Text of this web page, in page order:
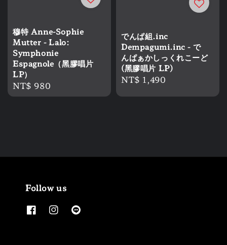
穆特 Anne-Sophie
Mutter - Lalo:
Symphonie
Espagnole（黑膠唱片
LP）
Regular
price
NT$ 980
でんぱ組.inc
Dempagumi.inc - で
んぱぁかしっくれこーど
(黑膠唱片 LP)
Regular
NT$ 1,490
Follow us